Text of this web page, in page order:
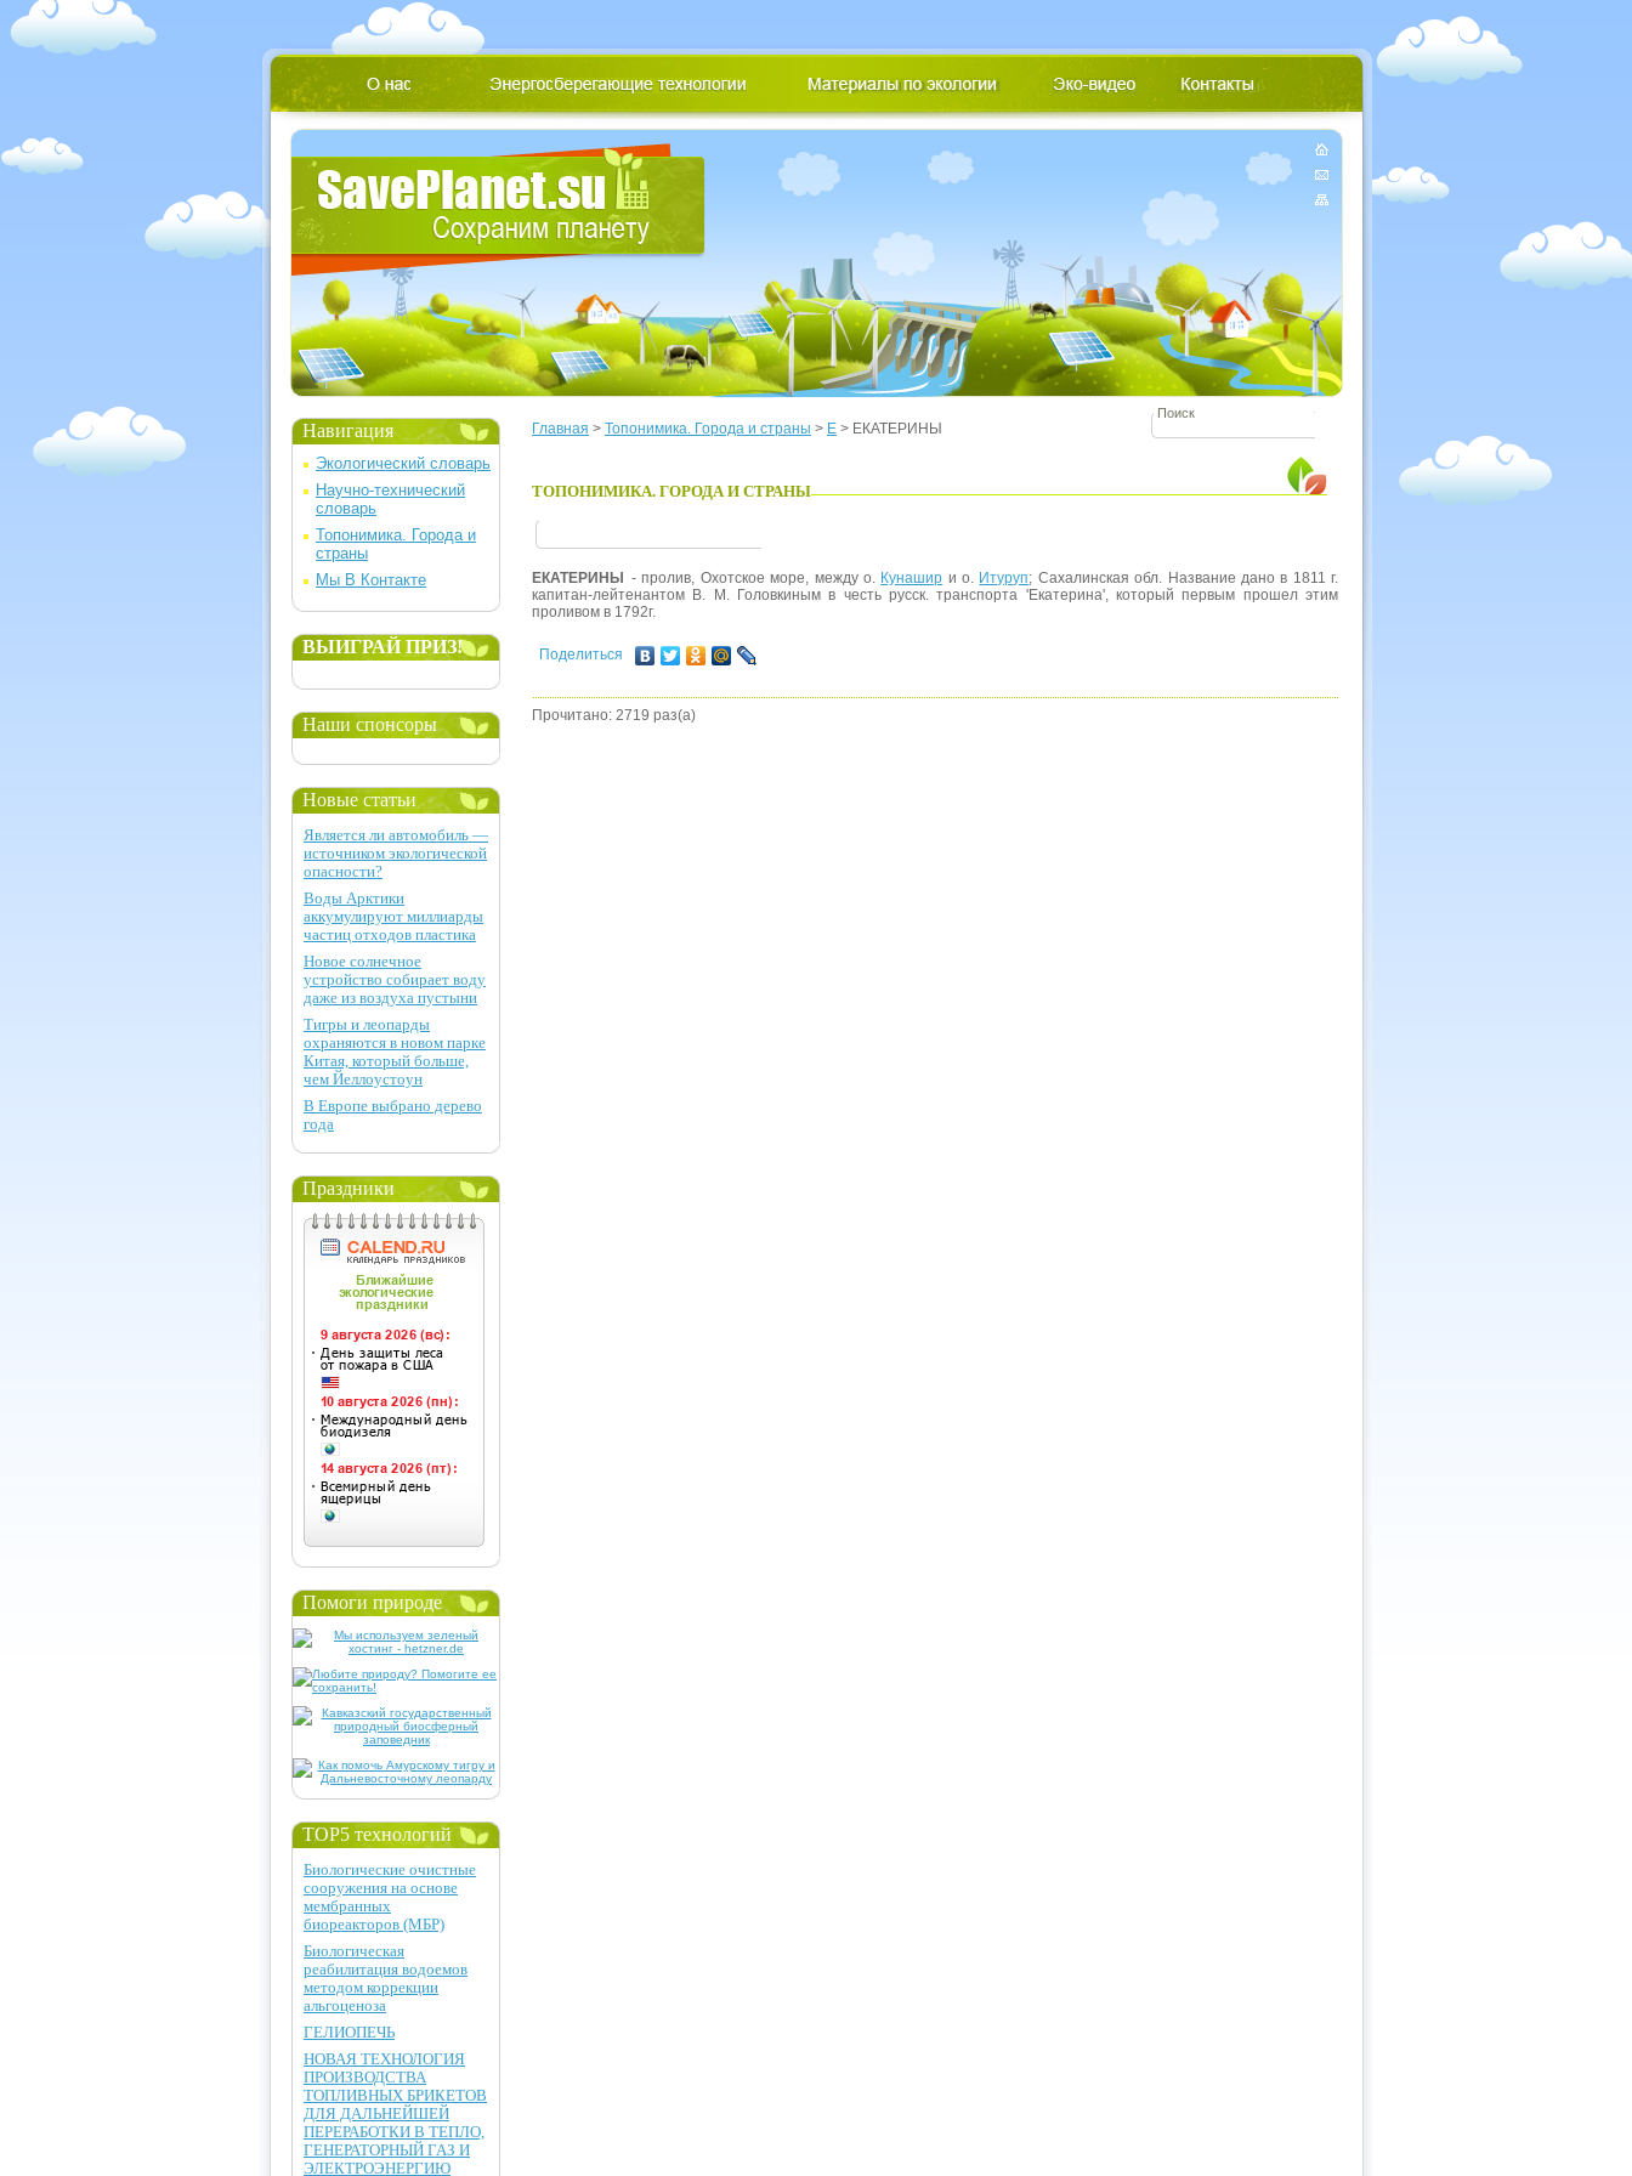
Главная > Топонимика. Города и страны > Е > ЕКАТЕРИНЫ
ТОПОНИМИКА. ГОРОДА И СТРАНЫ
ЕКАТЕРИНЫ - пролив, Охотское море, между о. Кунашир и о. Итуруп; Сахалинская обл. Название дано в 1811 г.
капитан-лейтенантом В. М. Головкиным в честь русск. транспорта 'Екатерина', который первым прошел этим
проливом в 1792г.
Поделиться
Прочитано: 2719 раз(а)
Навигация
Экологический словарь
Научно-технический
словарь
Топонимика. Города и
страны
Мы В Контакте
ВЫИГРАЙ ПРИЗ!
Наши спонсоры
Новые статьи
Является ли автомобиль —
источником экологической
опасности?
Воды Арктики
аккумулируют миллиарды
частиц отходов пластика
Новое солнечное
устройство собирает воду
даже из воздуха пустыни
Тигры и леопарды
охраняются в новом парке
Китая, который больше,
чем Йеллоустоун
В Европе выбрано дерево
года
Праздники
Помоги природе
TOP5 технологий
Биологические очистные
сооружения на основе
мембранных
биореакторов (МБР)
Биологическая
реабилитация водоемов
методом коррекции
альгоценоза
ГЕЛИОПЕЧЬ
НОВАЯ ТЕХНОЛОГИЯ
ПРОИЗВОДСТВА
ТОПЛИВНЫХ БРИКЕТОВ
ДЛЯ ДАЛЬНЕЙШЕЙ
ПЕРЕРАБОТКИ В ТЕПЛО,
ГЕНЕРАТОРНЫЙ ГАЗ И
ЭЛЕКТРОЭНЕРГИЮ